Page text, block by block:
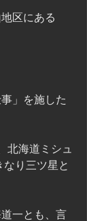
区にある
」を施した
北海道ミシュ
り三ツ星と
一とも、言